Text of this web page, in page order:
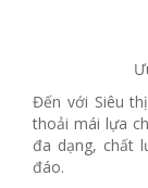
Đến với Siêu
thoải mái lựa
đa dạng, chất
đáo.